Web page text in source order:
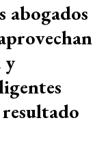
abogados
y